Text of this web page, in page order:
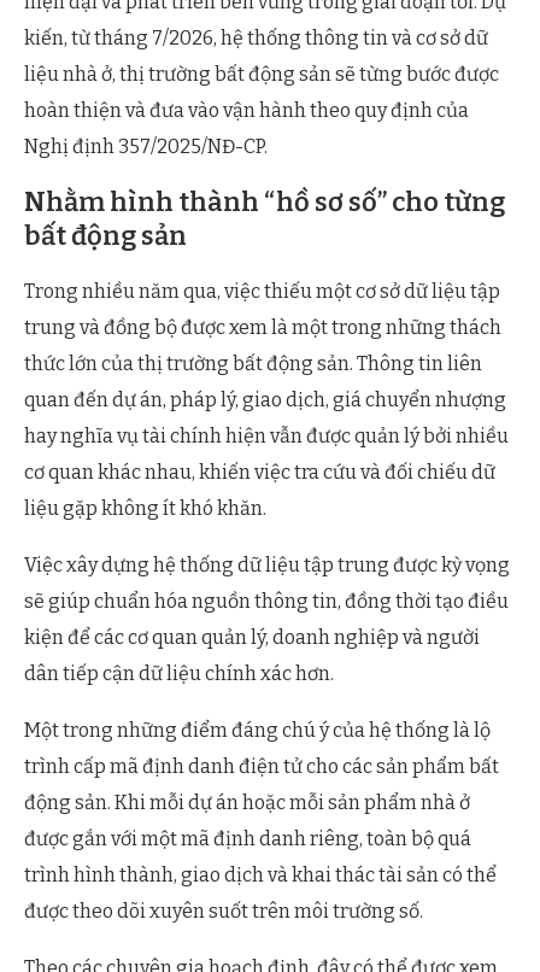
kiến, từ tháng 7/2026, hệ thống thông tin và cơ sở dữ
liệu nhà ở, thị trường bất động sản sẽ từng bước được
hoàn thiện và đưa vào vận hành theo quy định của
Nghị định 357/2025/NĐ-CP.
Nhằm hình thành “hồ sơ số” cho từng
bất động sản
Trong nhiều năm qua, việc thiếu một cơ sở dữ liệu tập
trung và đồng bộ được xem là một trong những thách
thức lớn của thị trường bất động sản. Thông tin liên
quan đến dự án, pháp lý, giao dịch, giá chuyển nhượng
hay nghĩa vụ tài chính hiện vẫn được quản lý bởi nhiều
cơ quan khác nhau, khiến việc tra cứu và đối chiếu dữ
liệu gặp không ít khó khăn.
Việc xây dựng hệ thống dữ liệu tập trung được kỳ vọng
sẽ giúp chuẩn hóa nguồn thông tin, đồng thời tạo điều
kiện để các cơ quan quản lý, doanh nghiệp và người
dân tiếp cận dữ liệu chính xác hơn.
Một trong những điểm đáng chú ý của hệ thống là lộ
trình cấp mã định danh điện tử cho các sản phẩm bất
động sản. Khi mỗi dự án hoặc mỗi sản phẩm nhà ở
được gắn với một mã định danh riêng, toàn bộ quá
trình hình thành, giao dịch và khai thác tài sản có thể
được theo dõi xuyên suốt trên môi trường số.